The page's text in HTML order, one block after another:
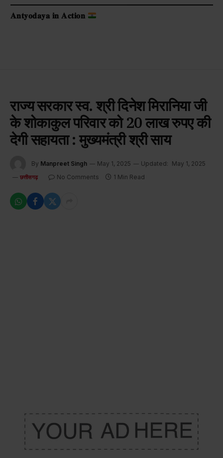
𝐀𝐧𝐭𝐲𝐨𝐝𝐚𝐲𝐚 𝐢𝐧 𝐀𝐜𝐭𝐢𝐨𝐧
राज्य सरकार स्व. श्री दिनेश मिरानिया जी
के शोकाकुल परिवार को 20 लाख रुपए की
देगी सहायता : मुख्यमंत्री श्री साय
By Manpreet Singh May 1, 2025 Updated: May 1, 2025
छत्तीसगढ़ No Comments 1 Min Read